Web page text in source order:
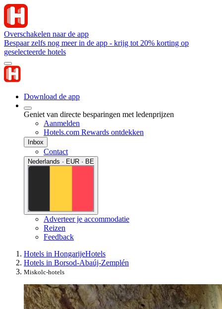
Overschakelen naar de app
Bespaar zelfs nog meer in de app - krijg tot 20% korting op
geselecteerde hotels
Download de app
Geniet van directe besparingen met ledenprijzen
Aanmelden
Hotels.com Rewards ontdekken
Inbox
Contact
Nederlands · EUR · BE
Adverteer je accommodatie
Reizen
Feedback
Hotels in HongarijeHotels
Hotels in Borsod-Abaúj-Zemplén
Miskolc-hotels